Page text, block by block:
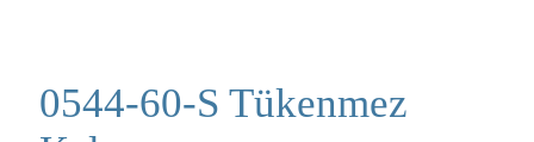
0544-60-S Tükenmez